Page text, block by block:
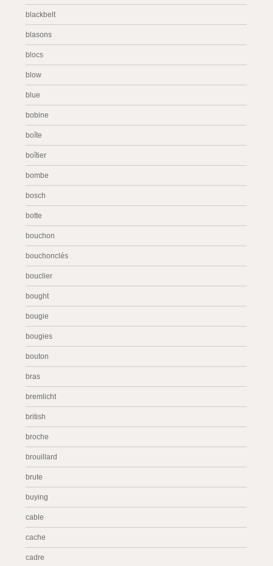
blackbelt
blasons
blocs
blow
blue
bobine
boîte
boîtier
bombe
bosch
botte
bouchon
bouchonclés
bouclier
bought
bougie
bougies
bouton
bras
bremlicht
british
broche
brouillard
brute
buying
cable
cache
cadre